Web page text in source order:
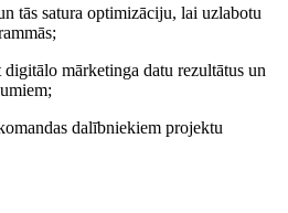
satura optimizāciju, lai uzlabotu
mārketinga datu rezultātus un
dalībniekiem projektu